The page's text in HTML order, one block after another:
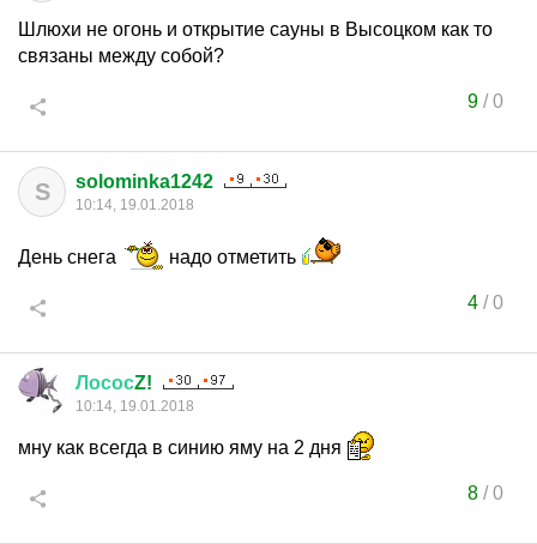
Шлюхи не огонь и открытие сауны в Высоцком как то
связаны между собой?
9/0
S solominka1242
10:14, 19.01.2018
День снега надо отметить
4/0
ЛососZ!
10:14, 19.01.2018
мну как всегда в синию яму на 2 дня
8/0